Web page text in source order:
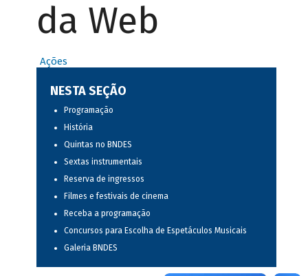
da Web
Ações
NESTA SEÇÃO
Programação
História
Quintas no BNDES
Sextas instrumentais
Reserva de ingressos
Filmes e festivais de cinema
Receba a programação
Concursos para Escolha de Espetáculos Musicais
Galeria BNDES